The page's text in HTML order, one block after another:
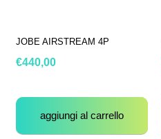
JOBE AIRSTREAM 4P
€440,00
aggiungi al carrello